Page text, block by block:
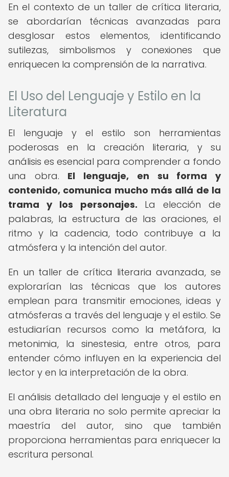
En el contexto de un taller de crítica literaria,
se abordarían técnicas avanzadas para
desglosar estos elementos, identificando
sutilezas, simbolismos y conexiones que
enriquecen la comprensión de la narrativa.
El Uso del Lenguaje y Estilo en la
Literatura
El lenguaje y el estilo son herramientas
poderosas en la creación literaria, y su
análisis es esencial para comprender a fondo
una obra. El lenguaje, en su forma y
contenido, comunica mucho más allá de la
trama y los personajes. La elección de
palabras, la estructura de las oraciones, el
ritmo y la cadencia, todo contribuye a la
atmósfera y la intención del autor.
En un taller de crítica literaria avanzada, se
explorarían las técnicas que los autores
emplean para transmitir emociones, ideas y
atmósferas a través del lenguaje y el estilo. Se
estudiarían recursos como la metáfora, la
metonimia, la sinestesia, entre otros, para
entender cómo influyen en la experiencia del
lector y en la interpretación de la obra.
El análisis detallado del lenguaje y el estilo en
una obra literaria no solo permite apreciar la
maestría del autor, sino que también
proporciona herramientas para enriquecer la
escritura personal.